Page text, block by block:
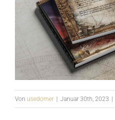
Von usedomer Januar 30th, 2023